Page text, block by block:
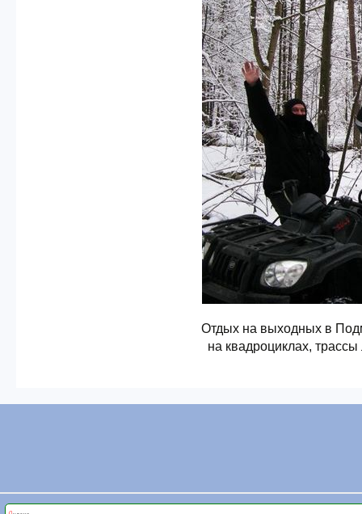
Отдых на выходных в
на квадроциклах,